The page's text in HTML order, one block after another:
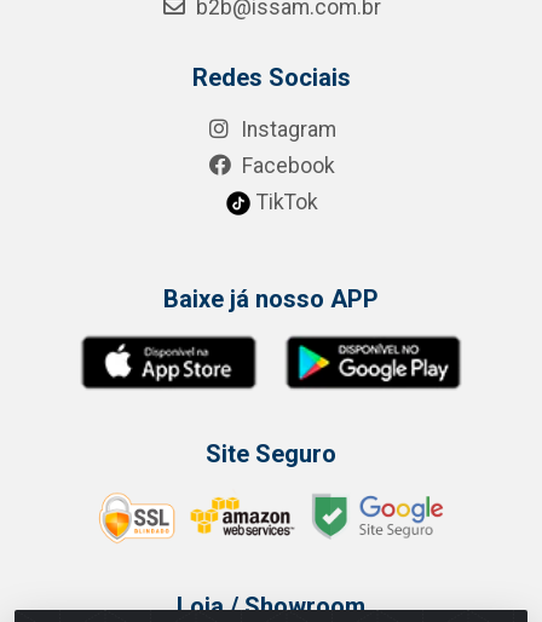
b2b@issam.com.br
Redes Sociais
Instagram
Facebook
TikTok
Baixe já nosso APP
Site Seguro
Loja / Showroom